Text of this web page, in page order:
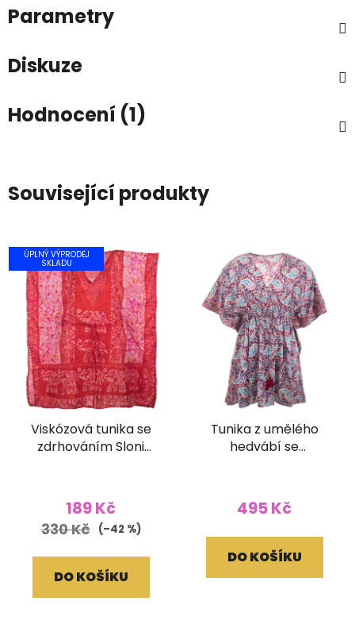
Parametry
Diskuze
Hodnocení (1)
Související produkty
ÚPLNÝ VÝPRODEJ
SKLADU
Viskózová tunika se
zdrhováním Sloni
189 Kč
330 Kč (–42 %)
DO KOŠÍKU
Tunika z umělého
hedvábí se
495 Kč
DO KOŠÍKU